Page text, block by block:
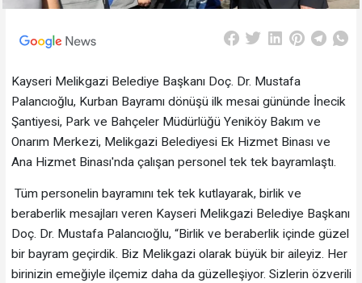
Kayseri Melikgazi Belediye Başkanı Doç. Dr. Mustafa
Palancıoğlu, Kurban Bayramı dönüşü ilk mesai gününde İnecik
Şantiyesi, Park ve Bahçeler Müdürlüğü Yeniköy Bakım ve
Onarım Merkezi, Melikgazi Belediyesi Ek Hizmet Binası ve
Ana Hizmet Binası'nda çalışan personel tek tek bayramlaştı.
Tüm personelin bayramını tek tek kutlayarak, birlik ve
beraberlik mesajları veren Kayseri Melikgazi Belediye Başkanı
Doç. Dr. Mustafa Palancıoğlu, “Birlik ve beraberlik içinde güzel
bir bayram geçirdik. Biz Melikgazi olarak büyük bir aileyiz. Her
birinizin emeğiyle ilçemiz daha da güzelleşiyor. Sizlerin özverili